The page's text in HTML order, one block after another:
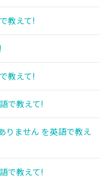
教えて!
教えて!
で教えて!
りません を英語で教え
で教えて!